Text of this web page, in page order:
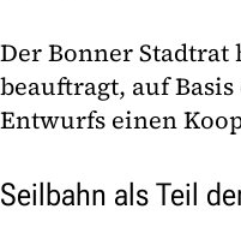
Der Bonner
beauftragt, auf
Entwurfs einen
Seilbahn als Teil